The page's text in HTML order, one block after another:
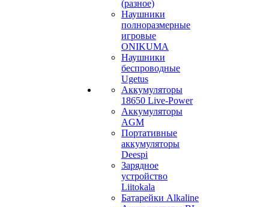
(разное)
Наушники
полноразмерные
игровые
ONIKUMA
Наушники
беспроводные
Ugetus
Аккумуляторы
18650 Live-Power
Аккумуляторы
АGM
Портативные
аккумуляторы
Deespi
Зарядное
устройство
Liitokala
Батарейки Alkaline